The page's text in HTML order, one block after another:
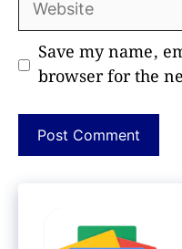
Save my name,
browser for the